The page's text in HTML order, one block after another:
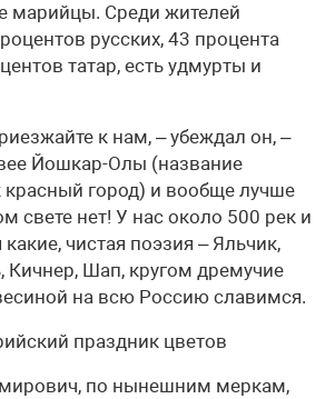
марийцы. Среди жителей
русских, 43 процента
татар, есть удмурты и
к нам, – убеждал он, –
Йошкар-Олы (название
красный город) и вообще лучше
свете нет! У нас около 500 рек и
чистая поэзия – Яльчик,
Кичнер, Шап, кругом дремучие
на всю Россию славимся.
праздник цветов
по нынешним меркам,